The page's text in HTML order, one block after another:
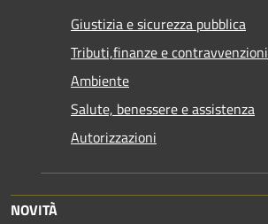
Giustizia e sicurezza pubblica
Tributi,finanze e contravvenzioni
Ambiente
Salute, benessere e assistenza
Autorizzazioni
NOVITÀ